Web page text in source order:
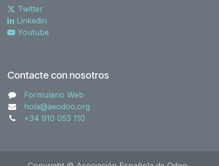
Twitter
Linkedin
Youtube
Contacte con nosotros
Formulario Web
hola@aeodoo.org
+34 910 053 110